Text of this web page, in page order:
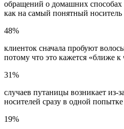
обращений о домашних способах
как на самый понятный носитель
48%
клиенток сначала пробуют
потому что это кажется «ближе к
31%
случаев путаницы возникает из-
носителей сразу в одной попытке
19%